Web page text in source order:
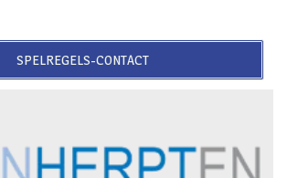
SPELREGELS-CONTACT